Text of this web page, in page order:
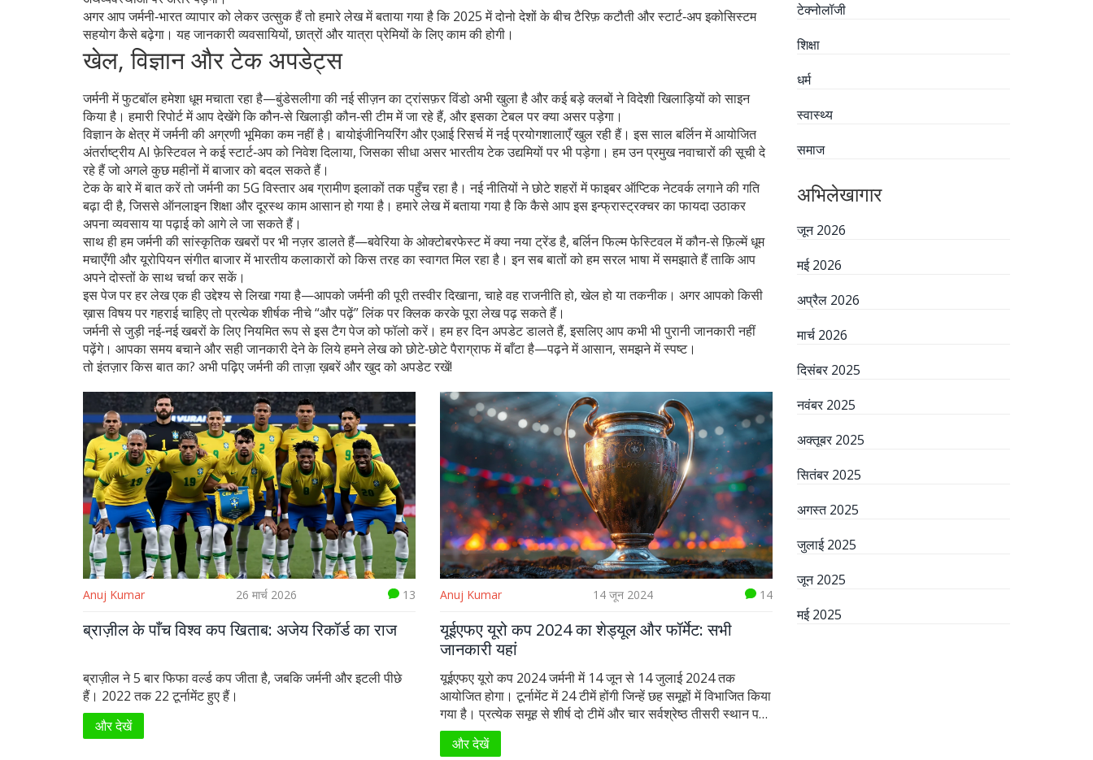
अगर आप जर्मनी‑भारत व्यापार को लेकर उत्सुक हैं तो हमारे लेख में बताया गया है कि 2025 में दोनो देशों के बीच टैरिफ़ कटौती और स्टार्ट‑अप इकोसिस्टम
सहयोग कैसे बढ़ेगा। यह जानकारी व्यवसायियों, छात्रों और यात्रा प्रेमियों के लिए काम की होगी।
खेल, विज्ञान और टेक अपडेट्स
जर्मनी में फुटबॉल हमेशा धूम मचाता रहा है—बुंडेसलीगा की नई सीज़न का ट्रांसफ़र विंडो अभी खुला है और कई बड़े क्लबों ने विदेशी खिलाड़ियों को साइन
किया है। हमारी रिपोर्ट में आप देखेंगे कि कौन‑से खिलाड़ी कौन‑सी टीम में जा रहे हैं, और इसका टेबल पर क्या असर पड़ेगा।
विज्ञान के क्षेत्र में जर्मनी की अग्रणी भूमिका कम नहीं है। बायोइंजीनियरिंग और एआई रिसर्च में नई प्रयोगशालाएँ खुल रही हैं। इस साल बर्लिन में आयोजित
अंतर्राष्ट्रीय AI फ़ेस्टिवल ने कई स्टार्ट‑अप को निवेश दिलाया, जिसका सीधा असर भारतीय टेक उद्यमियों पर भी पड़ेगा। हम उन प्रमुख नवाचारों की सूची दे
रहे हैं जो अगले कुछ महीनों में बाजार को बदल सकते हैं।
टेक के बारे में बात करें तो जर्मनी का 5G विस्तार अब ग्रामीण इलाकों तक पहुँच रहा है। नई नीतियों ने छोटे शहरों में फाइबर ऑप्टिक नेटवर्क लगाने की गति
बढ़ा दी है, जिससे ऑनलाइन शिक्षा और दूरस्थ काम आसान हो गया है। हमारे लेख में बताया गया है कि कैसे आप इस इन्फ्रास्ट्रक्चर का फायदा उठाकर
अपना व्यवसाय या पढ़ाई को आगे ले जा सकते हैं।
साथ ही हम जर्मनी की सांस्कृतिक खबरों पर भी नज़र डालते हैं—बवेरिया के ओक्टोबरफेस्ट में क्या नया ट्रेंड है, बर्लिन फिल्म फेस्टिवल में कौन‑से फ़िल्में धूम
मचाएँगी और यूरोपियन संगीत बाजार में भारतीय कलाकारों को किस तरह का स्वागत मिल रहा है। इन सब बातों को हम सरल भाषा में समझाते हैं ताकि आप
अपने दोस्तों के साथ चर्चा कर सकें।
इस पेज पर हर लेख एक ही उद्देश्य से लिखा गया है—आपको जर्मनी की पूरी तस्वीर दिखाना, चाहे वह राजनीति हो, खेल हो या तकनीक। अगर आपको किसी
ख़ास विषय पर गहराई चाहिए तो प्रत्येक शीर्षक नीचे “और पढ़ें” लिंक पर क्लिक करके पूरा लेख पढ़ सकते हैं।
जर्मनी से जुड़ी नई‑नई खबरों के लिए नियमित रूप से इस टैग पेज को फॉलो करें। हम हर दिन अपडेट डालते हैं, इसलिए आप कभी भी पुरानी जानकारी नहीं
पढ़ेंगे। आपका समय बचाने और सही जानकारी देने के लिये हमने लेख को छोटे‑छोटे पैराग्राफ में बाँटा है—पढ़ने में आसान, समझने में स्पष्ट।
तो इंतज़ार किस बात का? अभी पढ़िए जर्मनी की ताज़ा ख़बरें और खुद को अपडेट रखें!
Anuj Kumar 26 मार्च 2026 13
ब्राज़ील के पाँच विश्व कप खिताब: अजेय रिकॉर्ड का राज
ब्राज़ील ने 5 बार फिफा वर्ल्ड कप जीता है, जबकि जर्मनी और इटली पीछे
हैं। 2022 तक 22 टूर्नामेंट हुए हैं।
और देखें
Anuj Kumar 14 जून 2024 14
यूईएफए यूरो कप 2024 का शेड्यूल और फॉर्मेट: सभी
जानकारी यहां
यूईएफए यूरो कप 2024 जर्मनी में 14 जून से 14 जुलाई 2024 तक
आयोजित होगा। टूर्नामेंट में 24 टीमें होंगी जिन्हें छह समूहों में विभाजित किया
गया है। प्रत्येक समूह से शीर्ष दो टीमें और चार सर्वश्रेष्ठ तीसरी स्थान पर
आने वाली टीमें नॉकआउट चरण में प्रवेश करेंगी। नॉकआउट चरण में राउंड
ऑफ 16, क्वार्टरफाइनल, सेमीफाइनल और फाइनल शामिल होंगे।
और देखें
टेक्नोलॉजी
शिक्षा
धर्म
स्वास्थ्य
समाज
अभिलेखागार
जून 2026
मई 2026
अप्रैल 2026
मार्च 2026
दिसंबर 2025
नवंबर 2025
अक्तूबर 2025
सितंबर 2025
अगस्त 2025
जुलाई 2025
जून 2025
मई 2025